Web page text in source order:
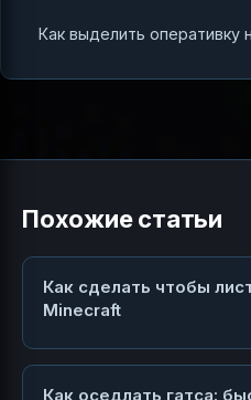
Похожие статьи
Как сделать чтобы
Minecraft
Как оседлать гатса: